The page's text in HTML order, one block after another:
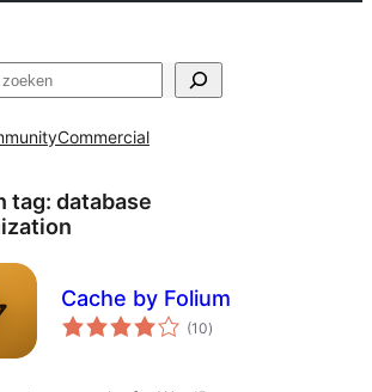
Commercial
tag: database
Cache by Folium
(10totaal
waarderingen
)